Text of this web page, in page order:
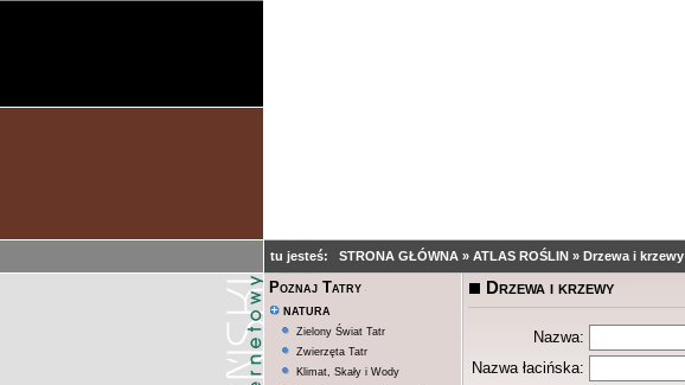
tu jesteś: STRONA GŁÓWNA » ATLAS ROŚLIN » Drzewa i krzewy
Poznaj Tatry
NATURA
Zielony Świat Tatr
Zwierzęta Tatr
Klimat, Skały i Wody
Drzewa i krzewy
Nazwa:
Nazwa łacińska: